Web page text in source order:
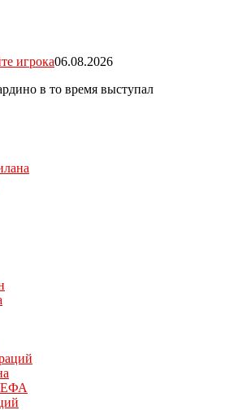
игрока06.08.2026
в то время выступал